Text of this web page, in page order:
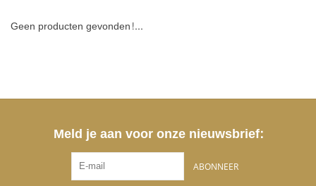
NURSERY / TABLEWARE
Geen producten gevonden!...
Meld je aan voor onze nieuwsbrief:
ABONNEER